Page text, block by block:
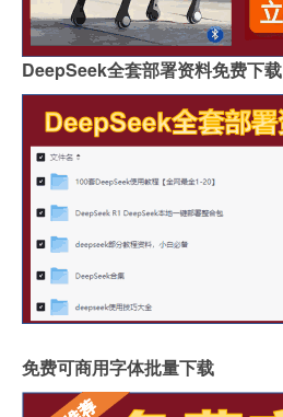
DeepSeek全套部署资料免费下载
免费可商用字体批量下载